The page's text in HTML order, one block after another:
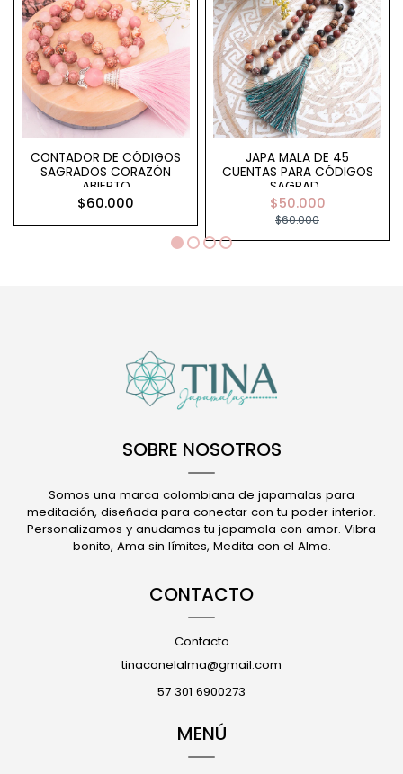
CONTADOR DE CÓDIGOS
SAGRADOS CORAZÓN
ABIERTO
$60.000
JAPA MALA DE 45
CUENTAS PARA CÓDIGOS
SAGRAD..
$50.000
$60.000
SOBRE NOSOTROS
Somos una marca colombiana de japamalas para
meditación, diseñada para conectar con tu poder interior.
Personalizamos y anudamos tu japamala con amor. Vibra
bonito, Ama sin límites, Medita con el Alma.
CONTACTO
Contacto
tinaconelalma@gmail.com
57 301 6900273
MENÚ